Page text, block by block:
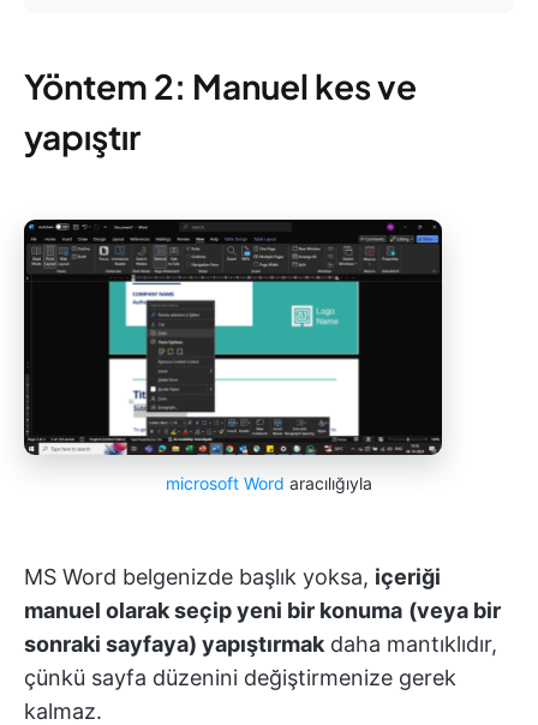
Yöntem 2: Manuel kes ve
yapıştır
microsoft Word aracılığıyla
MS Word belgenizde başlık yoksa, içeriği
manuel olarak seçip yeni bir konuma (veya bir
sonraki sayfaya) yapıştırmak daha mantıklıdır,
çünkü sayfa düzenini değiştirmenize gerek
kalmaz.